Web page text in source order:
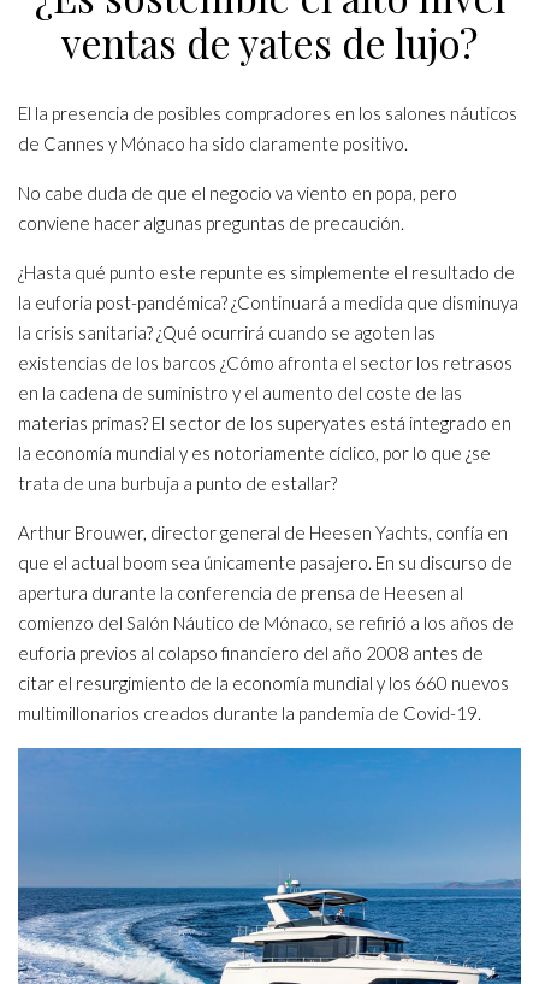
ventas de yates de lujo?
El la presencia de posibles compradores en los salones náuticos
de Cannes y Mónaco ha sido claramente positivo.
No cabe duda de que el negocio va viento en popa, pero
conviene hacer algunas preguntas de precaución.
¿Hasta qué punto este repunte es simplemente el resultado de
la euforia post-pandémica? ¿Continuará a medida que disminuya
la crisis sanitaria? ¿Qué ocurrirá cuando se agoten las
existencias de los barcos ¿Cómo afronta el sector los retrasos
en la cadena de suministro y el aumento del coste de las
materias primas? El sector de los superyates está integrado en
la economía mundial y es notoriamente cíclico, por lo que ¿se
trata de una burbuja a punto de estallar?
Arthur Brouwer, director general de Heesen Yachts, confía en
que el actual boom sea únicamente pasajero. En su discurso de
apertura durante la conferencia de prensa de Heesen al
comienzo del Salón Náutico de Mónaco, se refirió a los años de
euforia previos al colapso financiero del año 2008 antes de
citar el resurgimiento de la economía mundial y los 660 nuevos
multimillonarios creados durante la pandemia de Covid-19.